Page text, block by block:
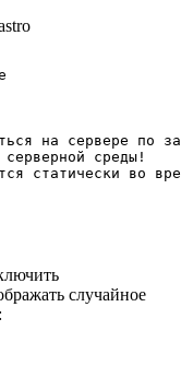
на сервере по
среды!
статически во
случайное